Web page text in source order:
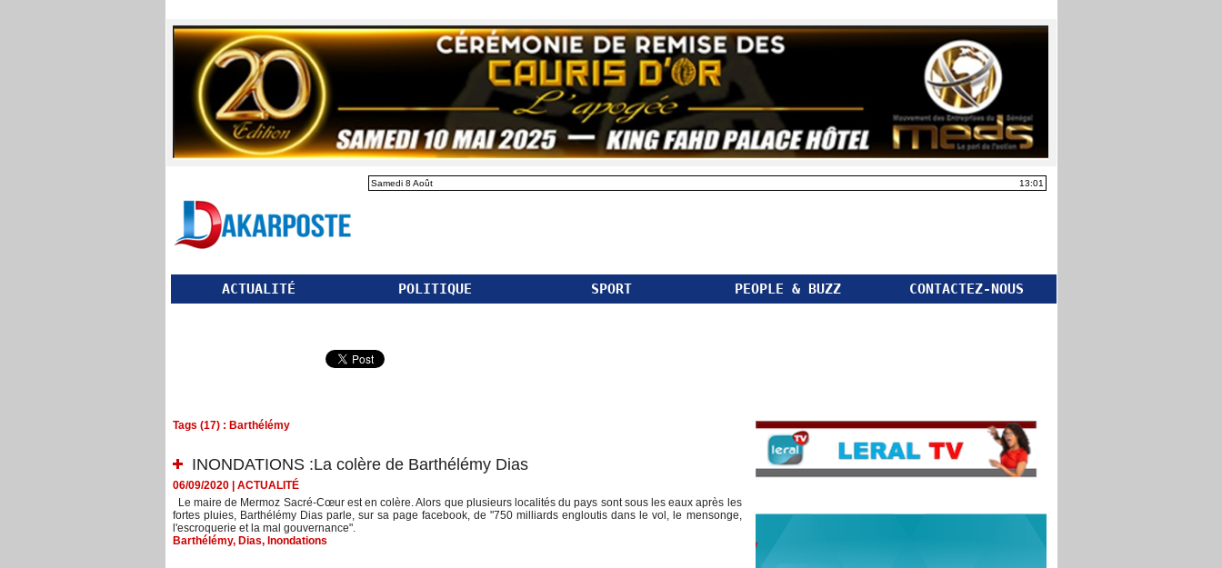
Samedi 8 Août 13:01
ACTUALITÉ POLITIQUE SPORT PEOPLE & BUZZ CONTACTEZ-NOUS
Tags (17) : Barthélémy
INONDATIONS :La colère de Barthélémy Dias
06/09/2020| ACTUALITÉ
Le maire de Mermoz Sacré-Cœur est en colère. Alors que plusieurs localités du pays sont sous les eaux après les
fortes pluies, Barthélémy Dias parle, sur sa page facebook, de "750 milliards engloutis dans le vol, le mensonge,
l'escroquerie et la mal gouvernance".
Barthélémy, Dias, Inondations